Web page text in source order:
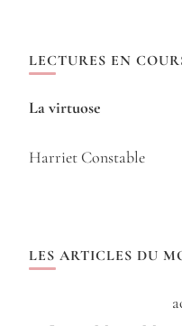
LECTURES EN
La virtuose
Harriet Constable
LES ARTICLES DU